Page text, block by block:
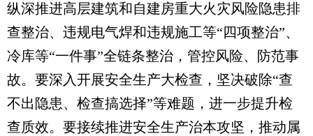
纵深推进高层建筑和自建房重大火灾风险隐患排
查整治、违规电气焊和违规施工等“四项整治”、
冷库等“一件事”全链条整治，管控风险、防范事
故。要深入开展安全生产大检查，坚决破除“查
不出隐患、检查搞选择”等难题，进一步提升检
查质效。要接续推进安全生产治本攻坚，推动属